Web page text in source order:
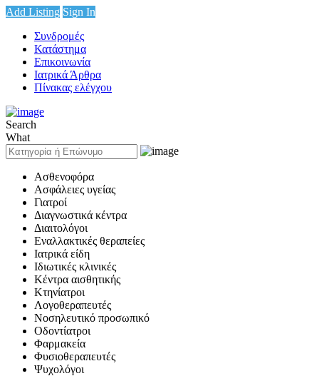
Add Listing Sign In
Συνδρομές
Κατάστημα
Επικοινωνία
Ιατρικά Άρθρα
Πίνακας ελέγχου
Search
What
Ασθενοφόρα
Ασφάλειες υγείας
Γιατροί
Διαγνωστικά κέντρα
Διαιτολόγοι
Εναλλακτικές θεραπείες
Ιατρικά είδη
Ιδιωτικές κλινικές
Κέντρα αισθητικής
Κτηνίατροι
Λογοθεραπευτές
Νοσηλευτικό προσωπικό
Οδοντίατροι
Φαρμακεία
Φυσιοθεραπευτές
Ψυχολόγοι